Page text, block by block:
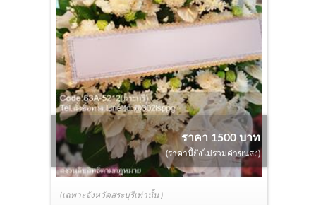
(เฉพาะจังหวัดสระบุรีเท่านั้น )
ราคา 1500 บาท
(ราคานี้ยังไม่รวมค่าขนส่ง)